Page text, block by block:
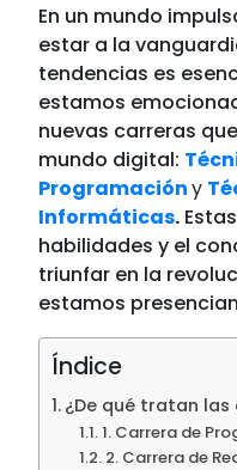
En un mundo
estar a la
tendencias es
estamos
nuevas carreras
mundo digital:
Programacióny
Informáticas.
habilidades y el
triunfar en la
estamos
Índice
¿De qué tratan las
1. Carrera de
2. Carrera de